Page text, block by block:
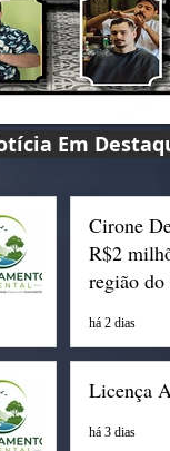
Cirone
R$2
região do
há 2 dias
Licença
há 3 dias